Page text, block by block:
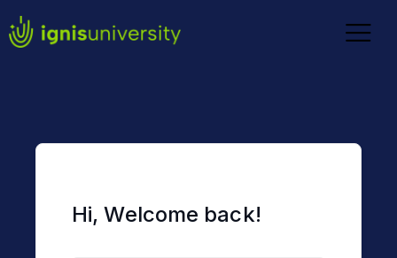
Hi, Welcome back!